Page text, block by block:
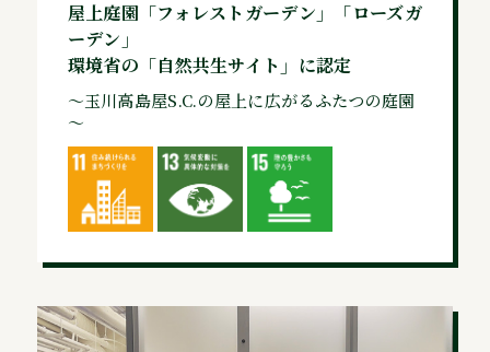
屋上庭園「フォレストガーデン」「ローズガ
ーデン」
環境省の「自然共生サイト」に認定
～玉川高島屋S.C.の屋上に広がるふたつの庭園
～